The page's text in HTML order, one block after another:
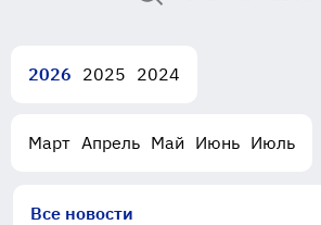
2026 2025 2024
Март Апрель Май Июнь Июль
Все новости